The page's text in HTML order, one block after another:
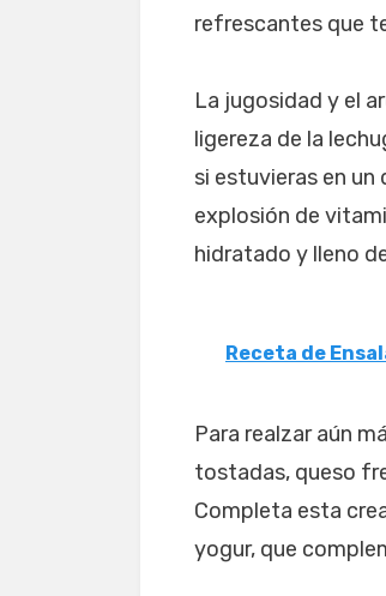
refrescantes que
La jugosidad y el
ligereza de la
si estuvieras en
explosión de
hidratado y lleno
Receta de
Para realzar aún
tostadas, queso
Completa esta
yogur, que